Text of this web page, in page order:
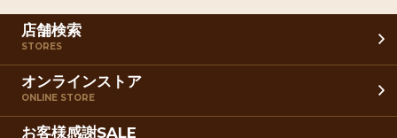
店舗検索
STORES
オンラインストア
ONLINE STORE
お客様感謝SALE